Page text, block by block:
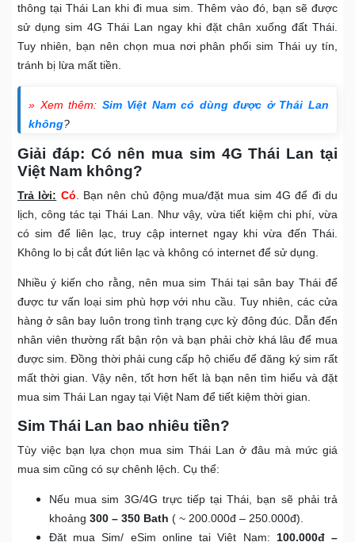
thông tại Thái Lan khi đi mua sim. Thêm vào đó, bạn sẽ được
sử dụng sim 4G Thái Lan ngay khi đặt chân xuống đất Thái.
Tuy nhiên, bạn nên chọn mua nơi phân phối sim Thái uy tín,
tránh bị lừa mất tiền.
» Xem thêm: Sim Việt Nam có dùng được ở Thái Lan
không?
Giải đáp: Có nên mua sim 4G Thái Lan tại
Việt Nam không?
Trả lời: Có . Bạn nên chủ động mua/đặt mua sim 4G để đi du
lịch, công tác tại Thái Lan. Như vậy, vừa tiết kiệm chi phí, vừa
có sim để liên lạc, truy cập internet ngay khi vừa đến Thái.
Không lo bị cắt đứt liên lạc và không có internet để sử dụng.
Nhiều ý kiến cho rằng, nên mua sim Thái tại sân bay Thái để
được tư vấn loại sim phù hợp với nhu cầu. Tuy nhiên, các cửa
hàng ở sân bay luôn trong tình trạng cực kỳ đông đúc. Dẫn đến
nhân viên thường rất bận rộn và bạn phải chờ khá lâu để mua
được sim. Đồng thời phải cung cấp hộ chiếu để đăng ký sim rất
mất thời gian. Vậy nên, tốt hơn hết là bạn nên tìm hiểu và đặt
mua sim Thái Lan ngay tại Việt Nam để tiết kiệm thời gian.
Sim Thái Lan bao nhiêu tiền?
Tùy việc bạn lựa chọn mua sim Thái Lan ở đâu mà mức giá
mua sim cũng có sự chênh lệch. Cụ thể:
Nếu mua sim 3G/4G trực tiếp tại Thái, bạn sẽ phải trả
khoảng 300 – 350 Bath ( ~ 200.000đ – 250.000đ).
Đặt mua Sim/ eSim online tại Việt Nam: 100.000đ –